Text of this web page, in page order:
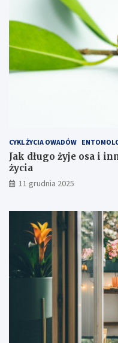
ć
o
t
l
o
a
t
j
h
CYKL ŻYCIA OWADÓW
Jak długo żyje osa i
życia
11 grudnia 2025